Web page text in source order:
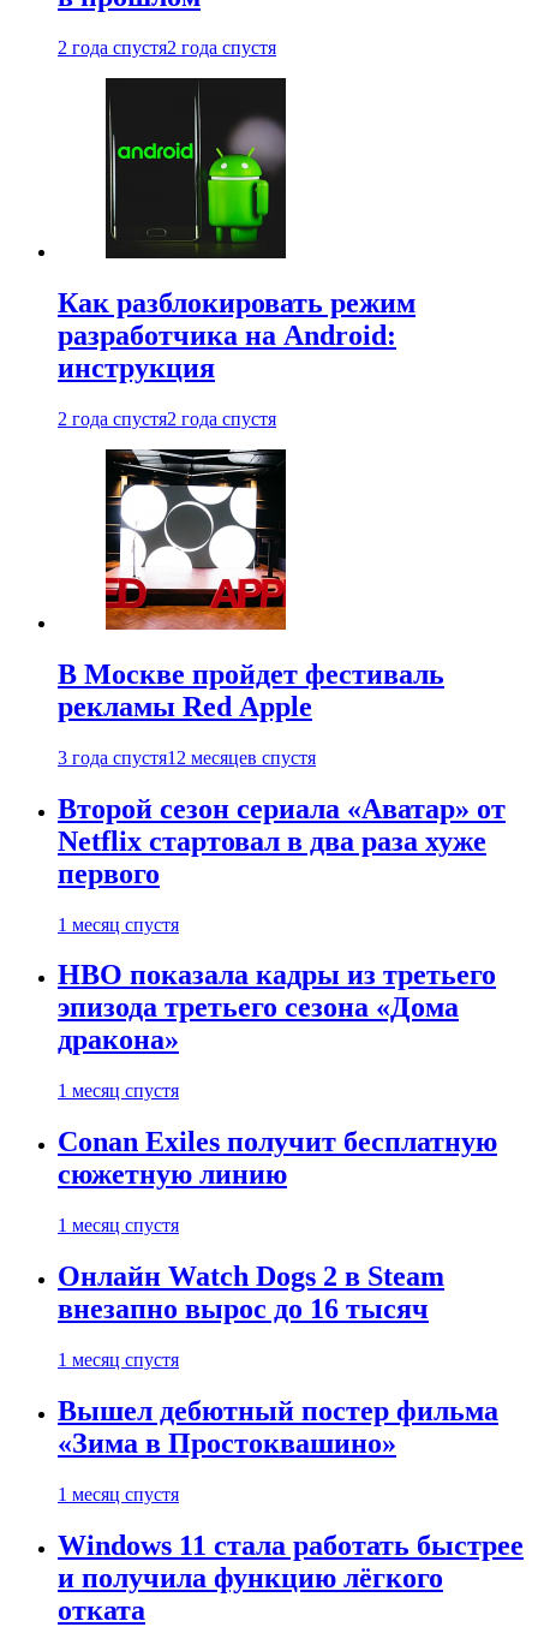
2 года спустя2 года спустя
Как разблокировать режим
разработчика на Android:
инструкция
2 года спустя2 года спустя
В Москве пройдет фестиваль
рекламы Red Apple
3 года спустя12 месяцев спустя
Второй сезон сериала «Аватар» от
Netflix стартовал в два раза хуже
первого
1 месяц спустя
HBO показала кадры из третьего
эпизода третьего сезона «Дома
дракона»
1 месяц спустя
Conan Exiles получит бесплатную
сюжетную линию
1 месяц спустя
Онлайн Watch Dogs 2 в Steam
внезапно вырос до 16 тысяч
1 месяц спустя
Вышел дебютный постер фильма
«Зима в Простоквашино»
1 месяц спустя
Windows 11 стала работать быстрее
и получила функцию лёгкого
отката